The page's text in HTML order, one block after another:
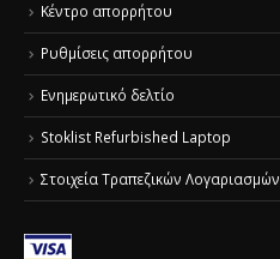
Κέντρο απορρήτου
Ρυθμίσεις απορρήτου
Ενημερωτικό δελτίο
Stoklist Refurbished Laptop
Στοιχεία Τραπεζικών Λογαριασμών